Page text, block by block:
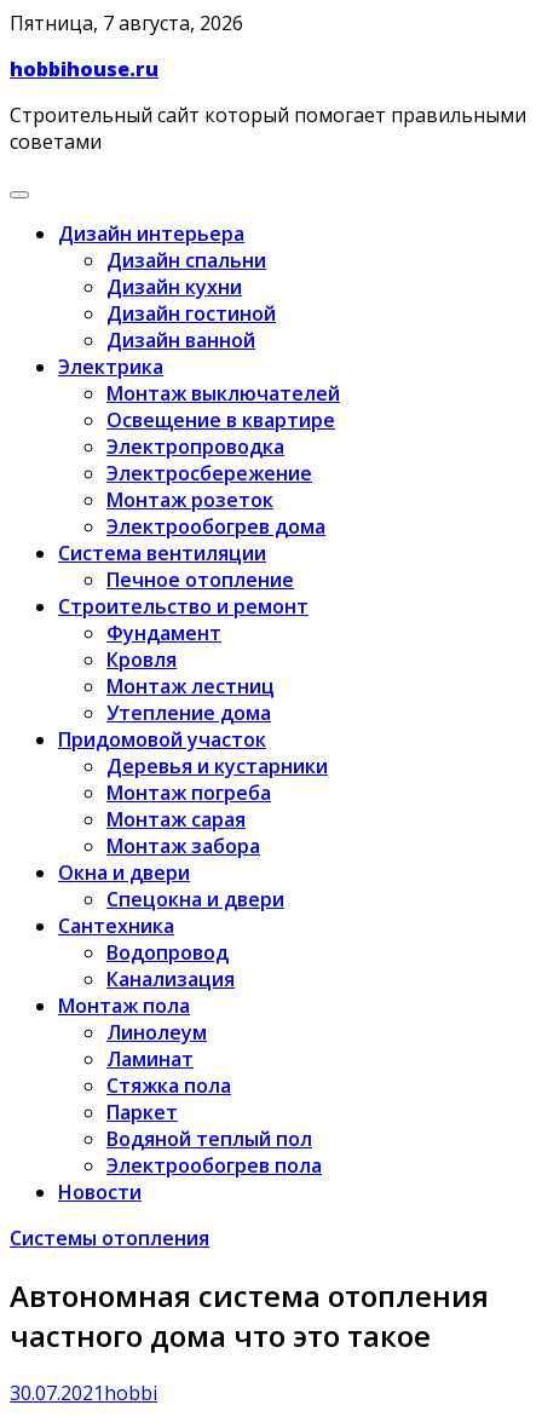
Skip
content
Пятница, 7 августа, 2026
hobbihouse.ru
Строительный сайт который помогает правильными
советами
Дизайн интерьера
Дизайн спальни
Дизайн кухни
Дизайн гостиной
Дизайн ванной
Электрика
Монтаж выключателей
Освещение в квартире
Электропроводка
Электросбережение
Монтаж розеток
Электрообогрев дома
Система вентиляции
Печное отопление
Строительство и ремонт
Фундамент
Кровля
Монтаж лестниц
Утепление дома
Придомовой участок
Деревья и кустарники
Монтаж погреба
Монтаж сарая
Монтаж забора
Окна и двери
Спецокна и двери
Сантехника
Водопровод
Канализация
Монтаж пола
Линолеум
Ламинат
Стяжка пола
Паркет
Водяной теплый пол
Электрообогрев пола
Новости
Системы отопления
Автономная система отопления
частного дома что это такое
30.07.2021hobbi